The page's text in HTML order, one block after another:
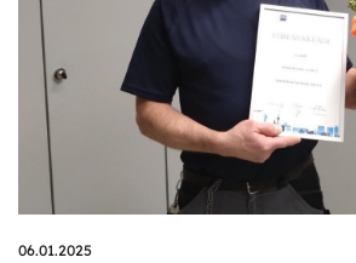
06.01.2025